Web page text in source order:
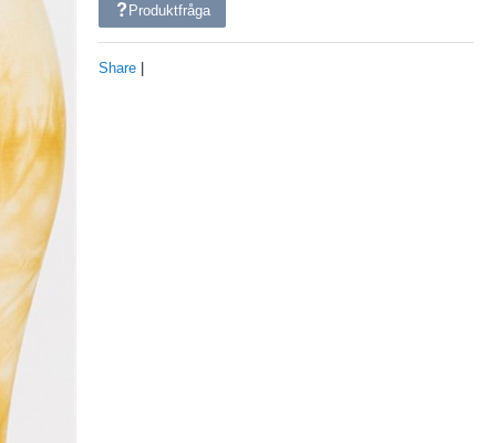
Produktfråga
Share |